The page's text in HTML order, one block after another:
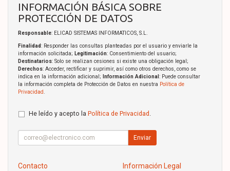
INFORMACIÓN BÁSICA SOBRE
PROTECCIÓN DE DATOS
Responsable: ELICAD SISTEMAS INFORMATICOS, S.L.
Finalidad: Responder las consultas planteadas por el usuario y enviarle la
información solicitada; Legitimación: Consentimiento del usuario;
Destinatarios: Solo se realizan cesiones si existe una obligación legal;
Derechos: Acceder, rectificar y suprimir, así como otros derechos, como se
indica en la información adicional;
Información Adicional : Puede consultar
la información completa de Protección de Datos en nuestra Política de
Privacidad
He leído y acepto la Política de Privacidad
Enviar
Contacto
Información Legal